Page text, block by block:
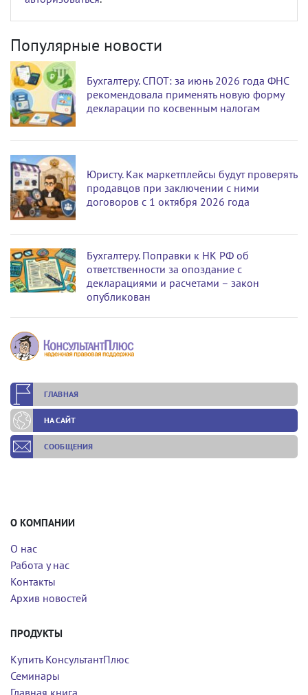
Популярные новости
Бухгалтеру. СПОТ: за июнь 2026 года ФНС
рекомендовала применять новую форму
декларации по косвенным налогам
Юристу. Как маркетплейсы будут проверять
продавцов при заключении с ними
договоров с 1 октября 2026 года
Бухгалтеру. Поправки к НК РФ об
ответственности за опоздание с
декларациями и расчетами – закон
опубликован
ГЛАВНАЯ
НА САЙТ
СООБЩЕНИЯ
О КОМПАНИИ
О нас
Работа у нас
Контакты
Архив новостей
ПРОДУКТЫ
Купить КонсультантПлюс
Семинары
Главная книга